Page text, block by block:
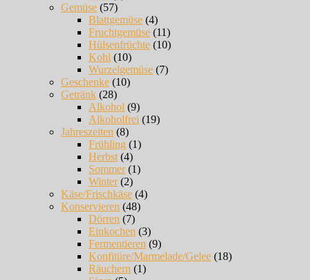
Gemüse (57)
Blattgemüse (4)
Fruchtgemüse (11)
Hülsenfrüchte (10)
Kohl (10)
Wurzelgemüse (7)
Geschenke (10)
Getränk (28)
Alkohol (9)
Alkoholfrei (19)
Jahreszeiten (8)
Frühling (1)
Herbst (4)
Sommer(1)
Winter(2)
Käse/Frischkäse (4)
Konservieren (48)
Dörren (7)
Einkochen (3)
Fermentieren (9)
Konfitüre/Marmelade/Gelee (18)
Räuchern (1)